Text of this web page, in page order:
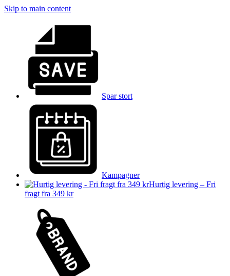
Skip to main content
Spar stort
Kampagner
Hurtig levering – Fri
fragt fra 349 kr